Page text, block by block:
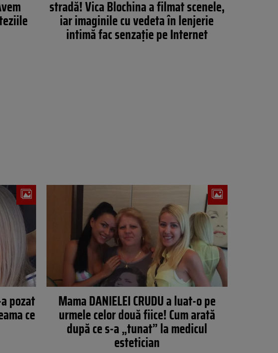
stradă! Vica Blochina a filmat scenele,
iar imaginile cu vedeta în lenjerie
intimă fac senzație pe Internet
pozat
ce
Mama DANIELEI CRUDU a luat-o pe
urmele celor două fiice! Cum arată
după ce s-a „tunat” la medicul
estetician